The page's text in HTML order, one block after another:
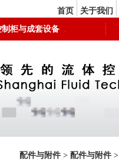
首页 关于我们
制柜与成套设备
配件与附件> 配件与附件>